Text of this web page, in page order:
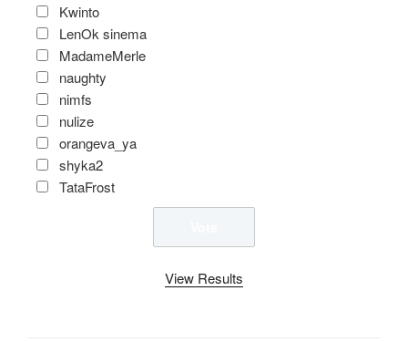
Kwinto
LenOk sinema
MadameMerle
naughty
nimfs
nulize
orangeva_ya
shyka2
TataFrost
View Results